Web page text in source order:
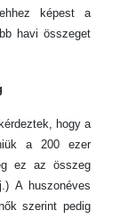
képest a
havi összeget
hogy a
a 200 ezer
ez az összeg
A huszonéves
szerint pedig